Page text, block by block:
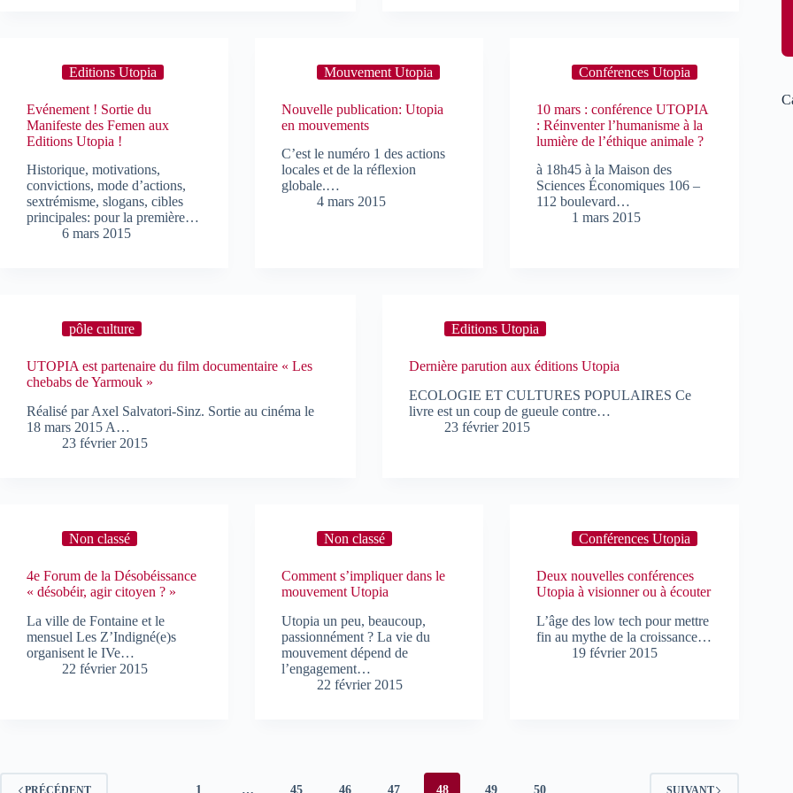
Editions Utopia
Evénement ! Sortie du
Manifeste des Femen aux
Editions Utopia !
Historique, motivations,
convictions, mode d’actions,
sextrémisme, slogans, cibles
principales: pour la première…
6 mars 2015
Mouvement Utopia
Nouvelle publication: Utopia
en mouvements
C’est le numéro 1 des actions
locales et de la réflexion
globale.…
4 mars 2015
Conférences Utopia
10 mars : conférence UTOPIA
: Réinventer l’humanisme à la
lumière de l’éthique animale ?
à 18h45 à la Maison des
Sciences Économiques 106 –
112 boulevard…
1 mars 2015
pôle culture
UTOPIA est partenaire du film documentaire « Les
chebabs de Yarmouk »
Réalisé par Axel Salvatori-Sinz. Sortie au cinéma le
18 mars 2015 A…
23 février 2015
Editions Utopia
Dernière parution aux éditions Utopia
ECOLOGIE ET CULTURES POPULAIRES Ce
livre est un coup de gueule contre…
23 février 2015
Non classé
4e Forum de la Désobéissance
« désobéir, agir citoyen ? »
La ville de Fontaine et le
mensuel Les Z’Indigné(e)s
organisent le IVe…
22 février 2015
Non classé
Comment s’impliquer dans le
mouvement Utopia
Utopia un peu, beaucoup,
passionnément ? La vie du
mouvement dépend de
l’engagement…
22 février 2015
Conférences Utopia
Deux nouvelles conférences
Utopia à visionner ou à écouter
L’âge des low tech pour mettre
fin au mythe de la croissance…
19 février 2015
PRÉCÉDENT 1 … 45 46 47 48 49 50 SUIVANT